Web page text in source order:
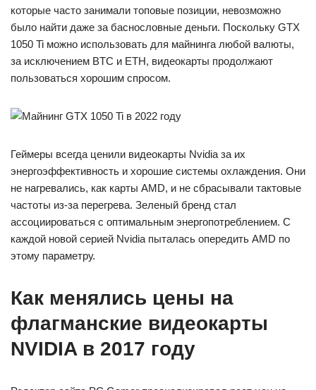
которые часто занимали топовые позиции, невозможно
было найти даже за баснословные деньги. Поскольку GTX
1050 Ti можно использовать для майнинга любой валюты,
за исключением BTC и ETH, видеокарты продолжают
пользоваться хорошим спросом.
Геймеры всегда ценили видеокарты Nvidia за их
энергоэффективность и хорошие системы охлаждения. Они
не нагревались, как карты AMD, и не сбрасывали тактовые
частоты из-за перегрева. Зеленый бренд стал
ассоциироваться с оптимальным энергопотреблением. С
каждой новой серией Nvidia пыталась опередить AMD по
этому параметру.
Как менялись цены на
флагманские видеокарты
NVIDIA в 2017 году